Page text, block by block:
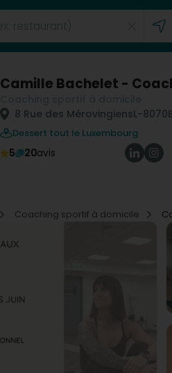
Camille Bachelet -
8 Rue des MérovingiensL-8070
Dessert tout le Luxembourg
5 20avis
Coaching sportif à domicile